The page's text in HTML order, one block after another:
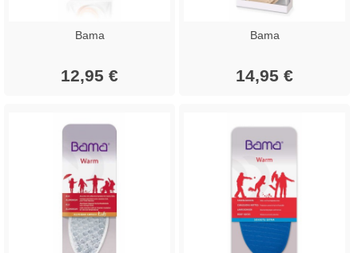
Bama
12,95 €
Bama
14,95 €